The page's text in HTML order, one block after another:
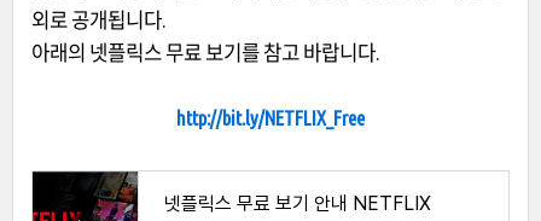
외로 공개됩니다.
아래의 넷플릭스 무료 보기를 참고 바랍니다.
http://bit.ly/NETFLIX_Free
넷플릭스 무료 보기 안내 NETFLIX